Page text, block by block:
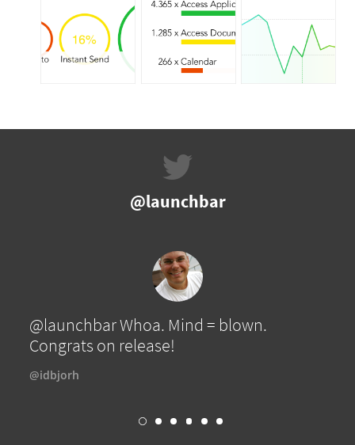
@launchbar
@launchbar Whoa. Mind = blown.
Congrats on release!
@idbjorh